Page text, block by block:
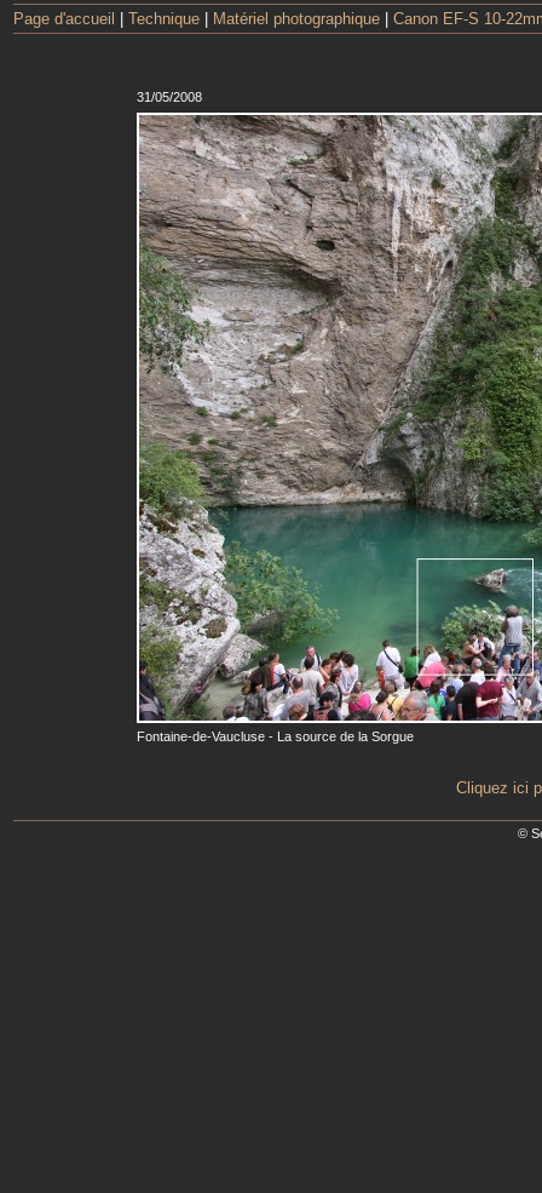
Page d'accueil Technique Matériel photographique Canon EF-S 10-
31/05/2008
Fontaine-de-Vaucluse - La source de la Sorgue
Cliquez ici
©